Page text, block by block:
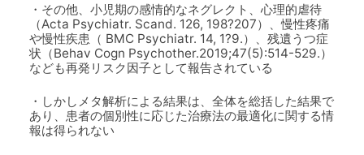
・その他、小児期の感情的なネグレクト、心理的虐待
（Acta Psychiatr. Scand. 126, 198?207）、慢性疼痛
や慢性疾患（ BMC Psychiatr. 14, 1?9.）、残遺うつ症
状（Behav Cogn Psychother.2019;47(5):514-529.）
なども再発リスク因子として報告されている
・しかしメタ解析による結果は、全体を総括した結果で
あり、患者の個別性に応じた治療法の最適化に関する情
報は得られない